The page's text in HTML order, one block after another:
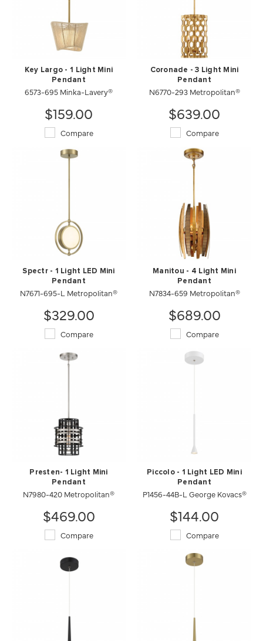
Key Largo - 1 Light Mini
Pendant
6573-695 Minka-Lavery®
$159.00
Compare
Coronade - 3 Light Mini
Pendant
N6770-293 Metropolitan®
$639.00
Compare
Spectr - 1 Light LED Mini
Pendant
N7671-695-L Metropolitan®
$329.00
Compare
Manitou - 4 Light Mini
Pendant
N7834-659 Metropolitan®
$689.00
Compare
Presten- 1 Light Mini
Pendant
N7980-420 Metropolitan®
$469.00
Compare
Piccolo - 1 Light LED Mini
Pendant
P1456-44B-L George Kovacs®
$144.00
Compare